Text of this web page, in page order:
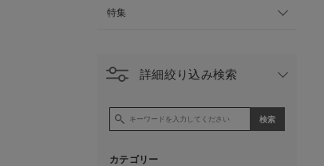
特集
詳細絞り込み検索
カテゴリー